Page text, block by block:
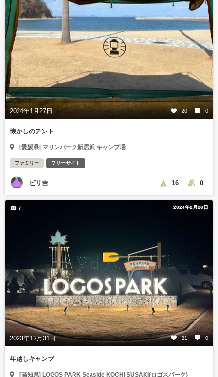
2024年1月27日 20 0
懐かしのテント
[愛媛県] マリンパーク新居浜 キャンプ場
ファミリー フリーサイト
ビリ吉 16 0
2024年2月26日
2023年12月31日 21 0
7
年越しキャンプ
[高知県] LOGOS PARK Seaside KOCHI SUSAKI(ロゴスパーク)